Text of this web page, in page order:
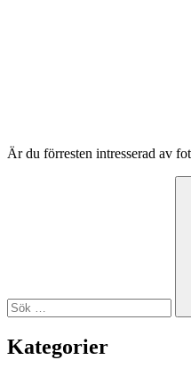
Är du förresten intresserad av
Kategorier